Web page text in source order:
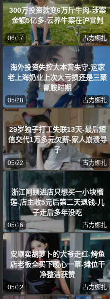
300万投资款变6万斤牛肉-涉案
金额5亿多-云养牛案在沪宣判
06/17 古力娜扎
海外投资失控大本营失守-这家
老上海奶业上次大亏损还是三聚
氰胺时期
05/28 古力娜扎
29岁独子打工失联13天-最后短
信交代1万多元欠薪-家人崩溃寻
子
05/22 古力娜扎
浙江阿姨进店只想买一小块榴
莲-店主收5元后第二天退钱-儿
子走后多年没吃
05/16 古力娜扎
安顺卖胡萝卜的大爷走红-烤鱼
店老板全买下暖心一幕-摊位干
净整洁获赞
05/12 古力娜扎